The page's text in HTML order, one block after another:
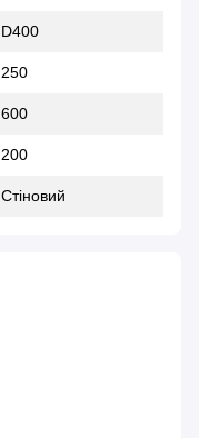
D400
250
600
200
Стіновий